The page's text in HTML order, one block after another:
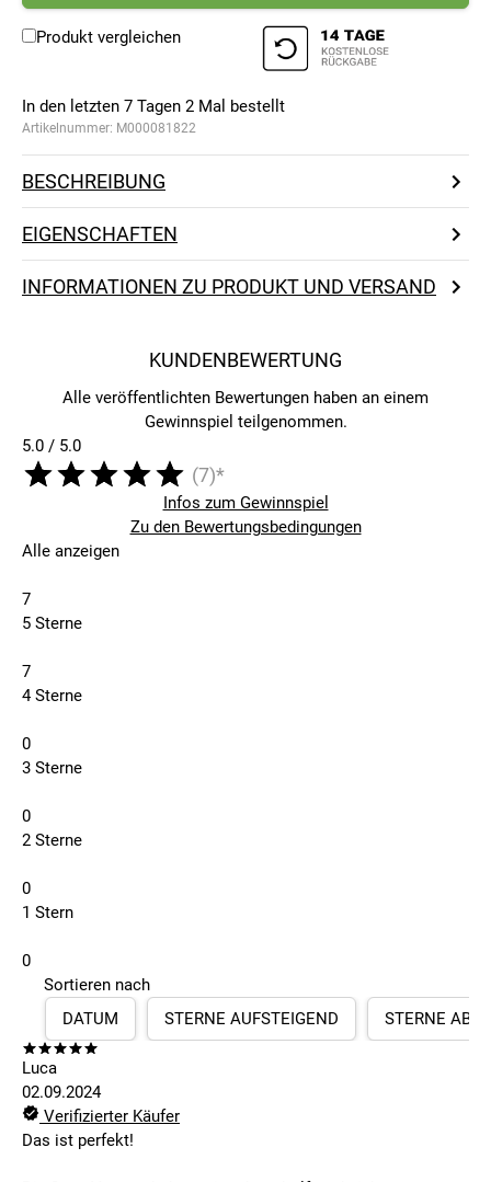
Produkt vergleichen
In den letzten 7 Tagen 2 Mal bestellt
Artikelnummer: M000081822
BESCHREIBUNG
EIGENSCHAFTEN
INFORMATIONEN ZU PRODUKT UND VERSAND
KUNDENBEWERTUNG
Alle veröffentlichten Bewertungen haben an einem
Gewinnspiel teilgenommen.
5.0 / 5.0
(7)*
Infos zum Gewinnspiel
Zu den Bewertungsbedingungen
Alle anzeigen
7
5 Sterne
7
4 Sterne
0
3 Sterne
0
2 Sterne
0
1 Stern
0
Sortieren nach
DATUM
STERNE AUFSTEIGEND STERNE
Luca
02.09.2024
Verifizierter Käufer
Das ist perfekt!